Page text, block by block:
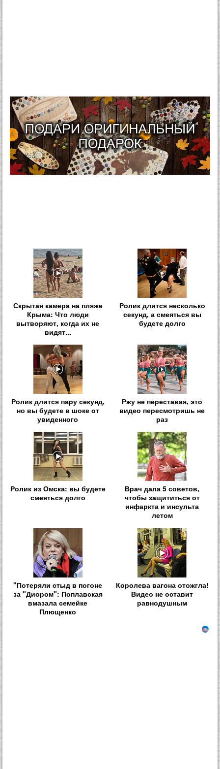
Скрытая камера на пляже
Крыма: Что люди
вытворяют, когда их не
видят...
Ролик длится несколько
секунд, а смеяться вы
будете долго
Ролик длится пару секунд,
но вы будете в шоке от
увиденного
Ржу не переставая, это
видео пересмотришь не
раз
Ролик из Омска: вы будете
смеяться долго
Врач дала 5 советов,
чтобы защититься от
инфаркта и инсульта
летом
"Потеряли стыд в погоне
за "Диором": Поплавская
вмазала семейке
Плющенко
Королева вагона отожгла!
Видео не оставит
равнодушным